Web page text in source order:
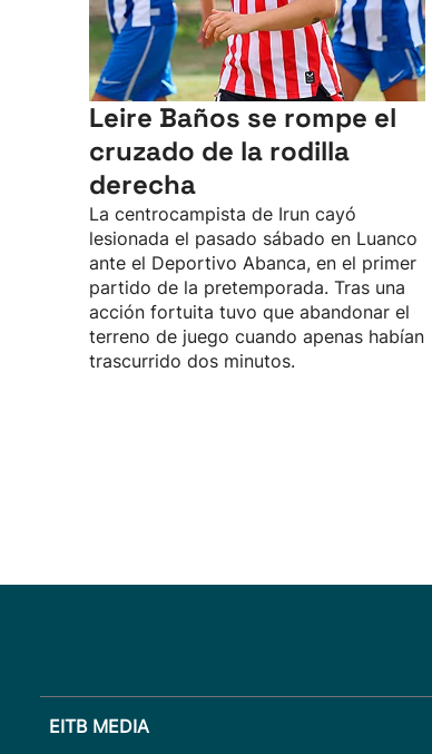
Leire Baños se rompe el
cruzado de la rodilla
derecha
La centrocampista de Irun cayó
lesionada el pasado sábado en Luanco
ante el Deportivo Abanca, en el primer
partido de la pretemporada. Tras una
acción fortuita tuvo que abandonar el
terreno de juego cuando apenas habían
trascurrido dos minutos.
EITB MEDIA